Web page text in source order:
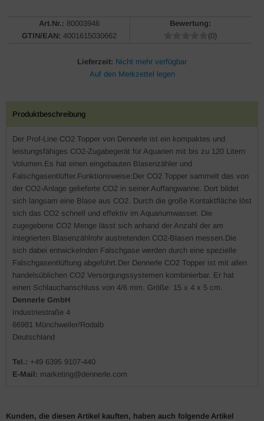
Art.Nr.: 80003946
GTIN/EAN: 4001615030662
Bewertung:
(0)
Lieferzeit: Nicht mehr verfügbar
Produktbeschreibung
Der Prof-Line CO2 Topper von Dennerle ist ein kompaktes und
leistungsfähiges CO2-Zugabegerät für Aquarien mit bis zu 120 Litern
Volumen.Es hat einen eingebauten Blasenzähler und
Falschgasentlüfter.Funktionsweise:Der CO2 Topper sammelt das von
der CO2-Anlage gelieferte CO2 in seiner Auffangwanne. Dort bildet
sich langsam eine Blase aus CO2. Durch die große Kontaktfläche löst
sich das CO2 schnell und effektiv im Aquariumwasser. Die
zugegebene CO2 Menge lässt sich anhand der Anzahl der am
integrierten Blasenzählrohr austretenden CO2-Blasen messen.Die
sich dabei entwickelnden Falschgase werden durch eine spezielle
Falschgasentlüftung abgeführt.Der Dennerle CO2 Topper ist mit allen
handelsüblichen CO2 Versorgungssystemen kombinierbar. Er hat
einen Schlauchanschluss von 4/6 mm. Größe: 15 x 4 x 5 cm.
Dennerle GmbH
Industriestraße 4
66981 Münchweiler/Rodalb
Deutschland
Tel.: +49 6395 9107-440
E-Mail: marketing@dennerle.com
Kunden, die diesen Artikel kauften, haben auch folgende Artikel